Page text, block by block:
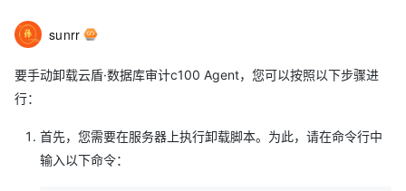
sunrr
要手动卸载云盾·数据库审计c100 Agent，您可以按照以下步骤进
行：
首先，您需要在服务器上执行卸载脚本。为此，请在命令行中
输入以下命令：